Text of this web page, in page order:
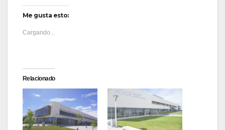
Me gusta esto:
Cargando...
Relacionado